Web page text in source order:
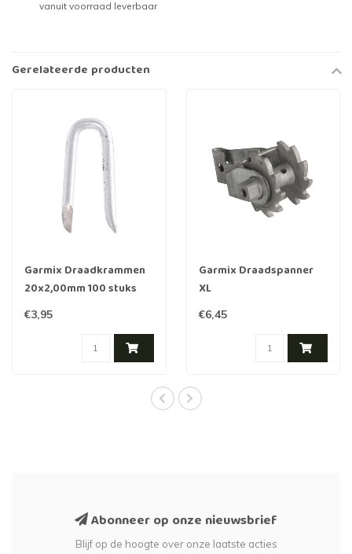
vanuit voorraad leverbaar
Gerelateerde producten
Garmix Draadkrammen
20x2,00mm 100 stuks
€3,95
Garmix Draadspanner
XL
€6,45
Abonneer op onze nieuwsbrief
Blijf op de hoogte over onze laatste acties